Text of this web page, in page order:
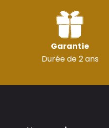
Garantie
Durée de 2 ans